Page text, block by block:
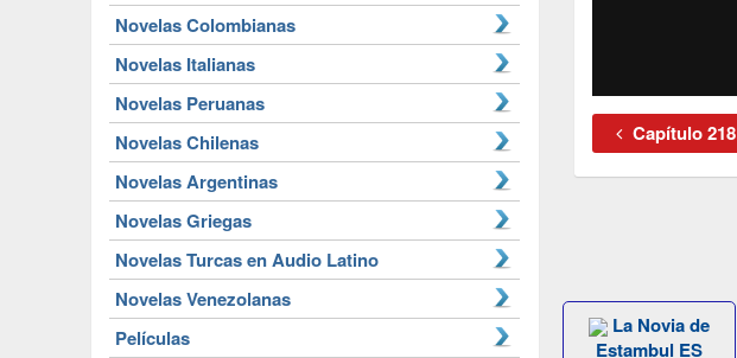
Novelas Colombianas
Novelas Italianas
Novelas Peruanas
Novelas Chilenas
Novelas Argentinas
Novelas Griegas
Novelas Turcas en Audio Latino
Novelas Venezolanas
Películas
Capítulo 218
La Novia de
Estambul ES